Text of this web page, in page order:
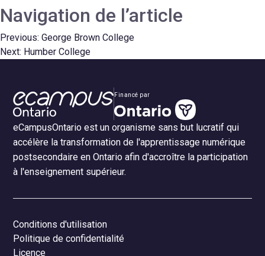
Navigation de l’article
Previous: George Brown College
Next: Humber College
Financé par
eCampusOntario est un organisme sans but lucratif qui
accélère la transformation de l'apprentissage numérique
postsecondaire en Ontario afin d'accroître la participation
à l'enseignement supérieur.
Conditions d'utilisation
Politique de confidentialité
Licence